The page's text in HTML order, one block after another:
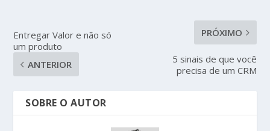
Entregar Valor e não só
um produto
ANTERIOR
PRÓXIMO
5 sinais de que você
precisa de um CRM
SOBRE O AUTOR